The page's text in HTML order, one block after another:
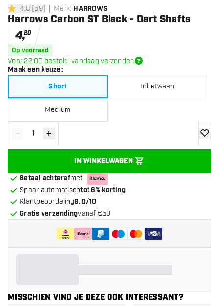
4.8 score sterren
4.8 [59] Merk: HARROWS
Harrows Carbon ST Black - Dart Shafts
4,20
Op voorraad
Voor 22:00 besteld, vandaag verzonden
Maak een keuze:
Short
Inbetween
Medium
Verminder hoeveelheid
- Verhoog hoeveelheid
+
IN WINKELWAGEN
Betaal achterafmet
Spaar automatischtot 6% korting
Klantbeoordeling9.0/10
Gratis verzendingvanaf €50
+5
MISSCHIEN VIND JE DEZE OOK INTERESSANT?